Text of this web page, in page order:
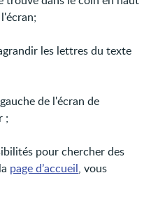
les lettres du texte
de l'écran de
;
pour chercher des
page d’accueil, vous